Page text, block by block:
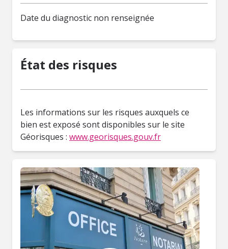
Date du diagnostic non renseignée
État des risques
Les informations sur les risques auxquels ce
bien est exposé sont disponibles sur le site
Géorisques : www.georisques.gouv.fr